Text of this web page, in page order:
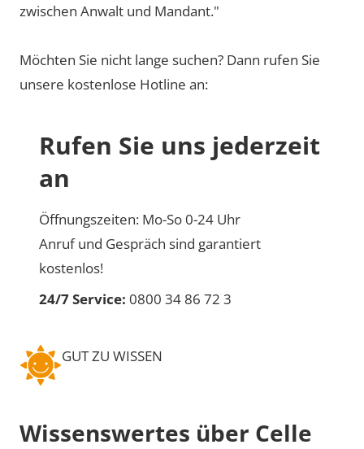
zwischen Anwalt und Mandant."
Möchten Sie nicht lange suchen? Dann rufen Sie
unsere kostenlose Hotline an:
Rufen Sie uns jederzeit
an
Öffnungszeiten: Mo-So 0-24 Uhr
Anruf und Gespräch sind garantiert
kostenlos!
24/7 Service: 0800 34 86 72 3
GUT ZU WISSEN
Wissenswertes über Celle